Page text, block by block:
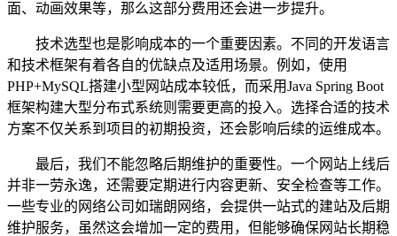
面、动画效果等，那么这部分费用还会进一步提升。
技术选型也是影响成本的一个重要因素。不同的开发语言
和技术框架有着各自的优缺点及适用场景。例如，使用
PHP+MySQL搭建小型网站成本较低，而采用Java Spring Boot
框架构建大型分布式系统则需要更高的投入。选择合适的技术
方案不仅关系到项目的初期投资，还会影响后续的运维成本。
最后，我们不能忽略后期维护的重要性。一个网站上线后
并非一劳永逸，还需要定期进行内容更新、安全检查等工作。
一些专业的网络公司如瑞朗网络，会提供一站式的建站及后期
维护服务，虽然这会增加一定的费用，但能够确保网站长期稳